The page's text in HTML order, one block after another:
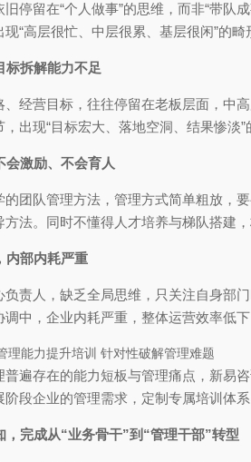
停留在“个人做事”的思维，而非“带
“高层很忙、中层很累、基层很闲”的
标拆解能力不足
、经营目标，往往停留在老板层面，中
出现“目标宏大、落地空洞、结果惨淡
会激励、不会育人
的团队管理方法，管理方式简单粗放，
法。同时不懂得人才培养与梯队搭建
内部内耗严重
负责人，缺乏全局思维，只关注自身部
中，企业内耗严重，整体运营效率低
理能力提升培训 针对性破解管理难题
普遍存在的能力短板与管理痛点，新易
段企业的管理需求，定制专属培训体
，完成从“业务骨干”到“管理干部”转型